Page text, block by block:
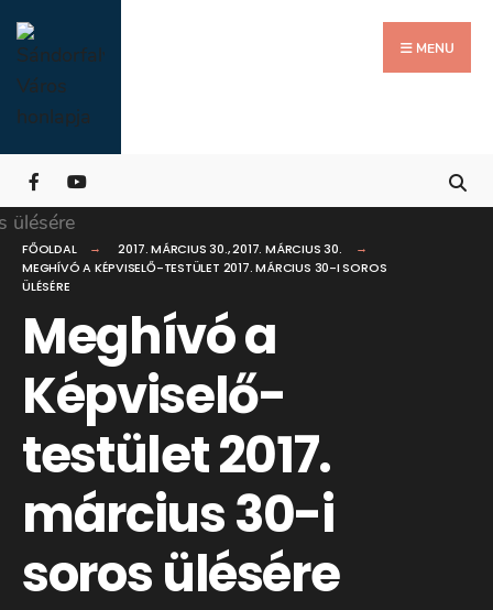
Skip
to
content
MENU
FŐOLDAL 2017. MÁRCIUS 30.,2017. MÁRCIUS 30.
MEGHÍVÓ A KÉPVISELŐ-TESTÜLET 2017. MÁRCIUS 30-I SOROS
ÜLÉSÉRE
Meghívó a
Képviselő-
testület 2017.
március 30-i
soros ülésére
for:
Close